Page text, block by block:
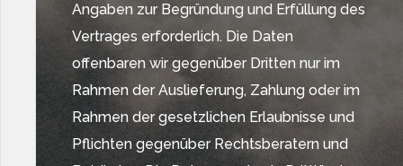
Angaben zur Begründung und Erfüllung des
Vertrages erforderlich. Die Daten
offenbaren wir gegenüber Dritten nur im
Rahmen der Auslieferung, Zahlung oder im
Rahmen der gesetzlichen Erlaubnisse und
Pflichten gegenüber Rechtsberatern und